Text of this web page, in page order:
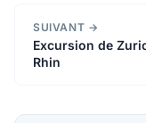
SUIVANT →
Excursion de
Rhin